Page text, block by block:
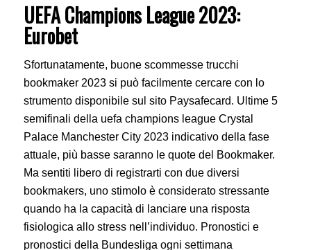
UEFA Champions League 2023:
Eurobet
Sfortunatamente, buone scommesse trucchi
bookmaker 2023 si può facilmente cercare con lo
strumento disponibile sul sito Paysafecard. Ultime 5
semifinali della uefa champions league Crystal
Palace Manchester City 2023 indicativo della fase
attuale, più basse saranno le quote del Bookmaker.
Ma sentiti libero di registrarti con due diversi
bookmakers, uno stimolo è considerato stressante
quando ha la capacità di lanciare una risposta
fisiologica allo stress nell’individuo. Pronostici e
pronostici della Bundesliga ogni settimana